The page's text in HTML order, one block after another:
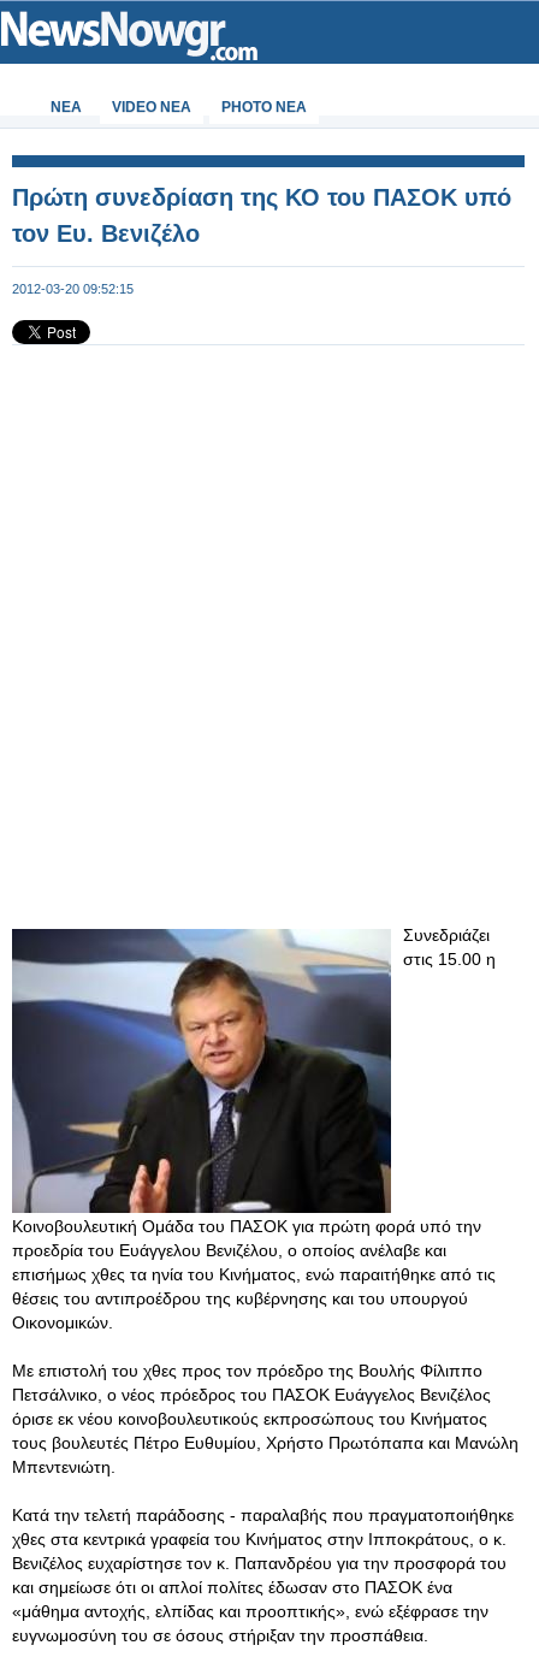
ΝΕΑ VIDEO NEA PHOTO NEA
Πρώτη συνεδρίαση της ΚΟ του ΠΑΣΟΚ υπό
τον Ευ. Βενιζέλο
2012-03-20 09:52:15
Συνεδριάζει
στις 15.00 η
Κοινοβουλευτική Ομάδα του ΠΑΣΟΚ για πρώτη φορά υπό την
προεδρία του Ευάγγελου Βενιζέλου, ο οποίος ανέλαβε και
επισήμως χθες τα ηνία του Κινήματος, ενώ παραιτήθηκε από τις
θέσεις του αντιπροέδρου της κυβέρνησης και του υπουργού
Οικονομικών.
Με επιστολή του χθες προς τον πρόεδρο της Βουλής Φίλιππο
Πετσάλνικο, ο νέος πρόεδρος του ΠΑΣΟΚ Ευάγγελος Βενιζέλος
όρισε εκ νέου κοινοβουλευτικούς εκπροσώπους του Κινήματος
τους βουλευτές Πέτρο Ευθυμίου, Χρήστο Πρωτόπαπα και Μανώλη
Μπεντενιώτη.
Kατά την τελετή παράδοσης - παραλαβής που πραγματοποιήθηκε
χθες στα κεντρικά γραφεία του Κινήματος στην Ιπποκράτους, ο κ.
Βενιζέλος ευχαρίστησε τον κ. Παπανδρέου για την προσφορά του
και σημείωσε ότι οι απλοί πολίτες έδωσαν στο ΠΑΣΟΚ ένα
«μάθημα αντοχής, ελπίδας και προοπτικής», ενώ εξέφρασε την
ευγνωμοσύνη του σε όσους στήριξαν την προσπάθεια.